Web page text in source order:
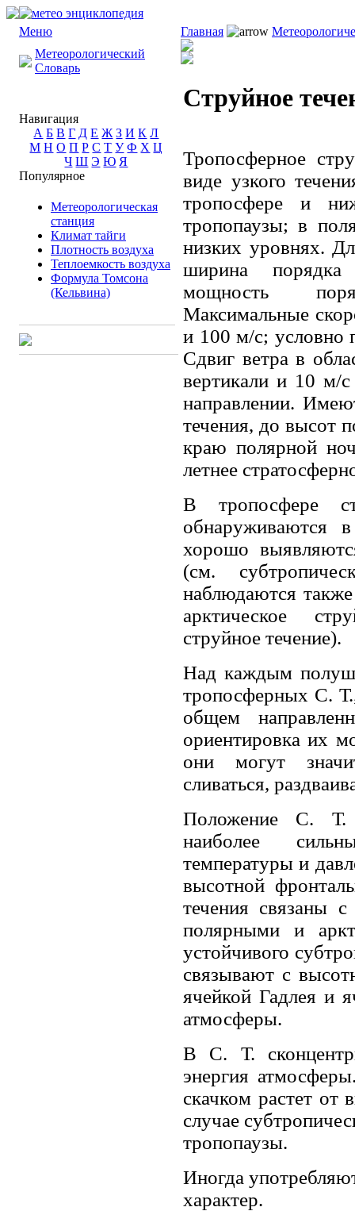
Меню
Метеорологический
Словарь
Навигация
А Б В Г Д Е Ж З И К Л
М Н О П Р С Т У Ф Х Ц
Ч Ш Э Ю Я
Популярное
Метеорологическая
станция
Климат тайги
Плотность воздуха
Теплоемкость воздуха
Формула Томсона
(Кельвина)
Главная
Струйное
Тропосферное
виде узкого
тропосфере и
тропопаузы; в
низких уровнях.
ширина порядка
мощность
Максимальные
и 100 м/с; условно
Сдвиг ветра в
вертикали и 10 м/
направлении.
течения, до высот
краю полярной
летнее
В тропосфере
обнаруживаются
хорошо
(см.
наблюдаются
арктическое
струйное течение).
Над каждым
тропосферных С.
общем
ориентировка их
они могут
сливаться,
Положение С. Т.
наиболее
температуры и
высотной
течения связаны
полярными и
устойчивого
связывают с
ячейкой Гадлея и
атмосферы.
В С. Т.
энергия
скачком растет
случае
тропопаузы.
Иногда
характер.